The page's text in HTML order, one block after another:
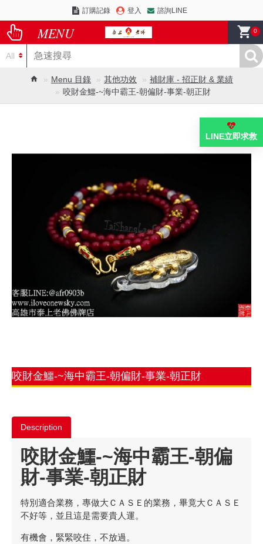
訂購記錄 登入 諮詢LINE
0
All
Menu 目錄 其他功效
補財庫 - 招正財 & 業績
咬財金鱷-~海中霸王-朝偏財-事業-朝正財
咬財金鱷-~海中霸王-朝偏財-事業-朝正財
Description
咬財金鱷-~海中霸王-朝偏
財-事業-朝正財
特別適合業務，專做大ＣＡＳＥ的業務，畢竟大ＣＡＳＥ
不好等，並且這是需要貴人運。
有機會，緊緊咬住，不放過。
LINE立即求救